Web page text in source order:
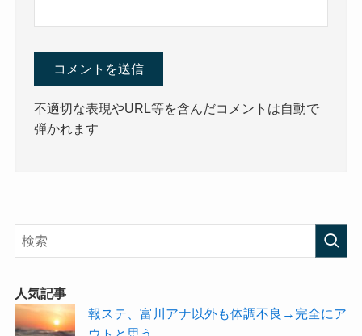
不適切な表現やURL等を含んだコメントは自動で
弾かれます
人気記事
報ステ、富川アナ以外も体調不良→完全にア